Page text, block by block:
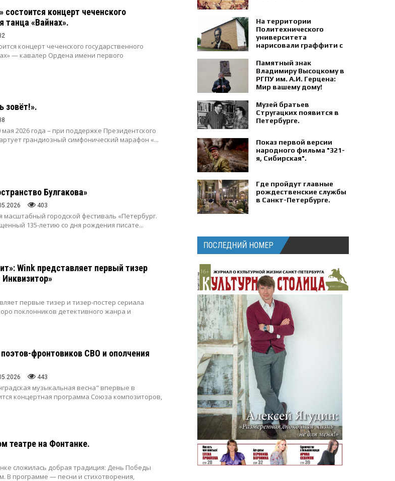
состоится концерт чеченского
танца «Вайнах».
концерт чеченского государственного
— кавалер Ордена имени первого
зовёт!».
2026 года – при поддержке Президентского
грандиозный симфонический марафон «...
Булгакова»
403
масштабный городской фестиваль «Петербург.
135-летию со дня рождения писате...
Wink представляет первый тизер
первые тизер и тизер-постер сериала
поклонников детективного жанра и
фронтовиков СВО и ополчения
443
музыкальная весна" впервые в
концертная программа Союза композиторов,
театре на Фонтанке.
сложилась добрая традиция: День Победы
В программе — песни и стихотворения,
На территории
Политехнического
университета
нарисовали граффити с
Петра Капицы.
Памятный знак
Владимиру Высоцкому в
РГПУ им. А.И. Герцена:
Мир вашему дому!
Музей братьев
Стругацких появится в
Петербурге‍.
Показ первой версии
народного фильма "321-
я, Сибирская".
Где пройдут главные
рождественские службы
в Санкт-Петербурге.
ПОСЛЕДНИЙ НОМЕР